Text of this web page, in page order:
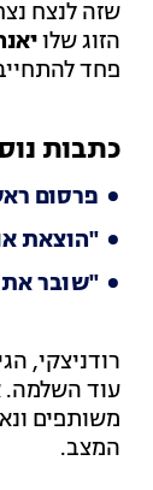
שזה לנצח
הזוג שלו
פחד
כתבות
פרסום
"הוצאת
"שובר את
רודניצקי,
עוד השלמה.
משותפים
המצב.